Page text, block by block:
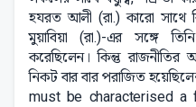
হযরত আলী (রা.) কারো সাথে
মুয়াবিয়া (রা.)-এর সঙ্গে
করেছিলেন। কিন্তু রাজনীতির
নিকট বার বার পরাজিত
must be characterised a